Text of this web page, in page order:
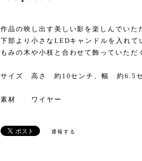
作品の映し出す美しい影を楽しんでいた
下部より小さなLEDキャンドルを入れて
もみの木や小枝と合わせて飾っていただ
サイズ 高さ 約10センチ、幅 約6.5
素材 ワイヤー
通報する